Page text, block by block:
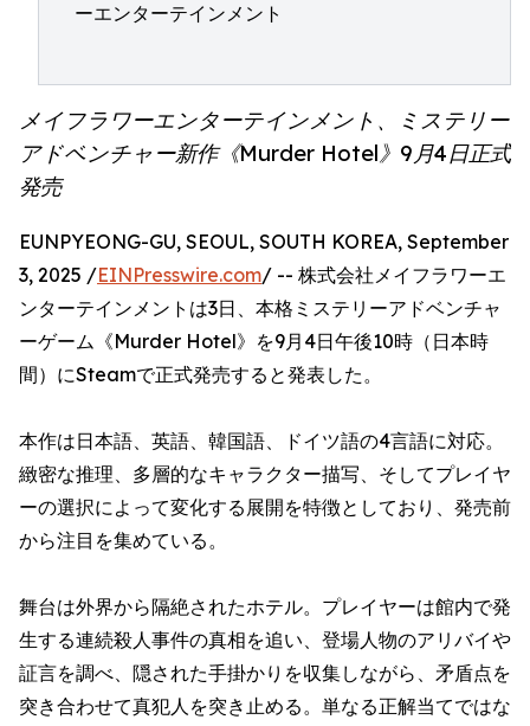
ーエンターテインメント
メイフラワーエンターテインメント、ミステリー
アドベンチャー新作《Murder Hotel》9月4日正式
発売
EUNPYEONG-GU, SEOUL, SOUTH KOREA, September
3, 2025 /EINPresswire.com/ -- 株式会社メイフラワーエ
ンターテインメントは3日、本格ミステリーアドベンチャ
ーゲーム《Murder Hotel》を9月4日午後10時（日本時
間）にSteamで正式発売すると発表した。
本作は日本語、英語、韓国語、ドイツ語の4言語に対応。
緻密な推理、多層的なキャラクター描写、そしてプレイヤ
ーの選択によって変化する展開を特徴としており、発売前
から注目を集めている。
舞台は外界から隔絶されたホテル。プレイヤーは館内で発
生する連続殺人事件の真相を追い、登場人物のアリバイや
証言を調べ、隠された手掛かりを収集しながら、矛盾点を
突き合わせて真犯人を突き止める。単なる正解当てではな